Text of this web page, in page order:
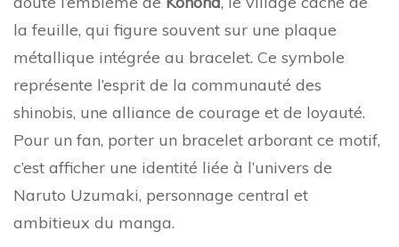
la feuille, qui figure souvent sur une plaque
métallique intégrée au bracelet. Ce symbole
représente l’esprit de la communauté des
shinobis, une alliance de courage et de loyauté.
Pour un fan, porter un bracelet arborant ce motif,
c’est afficher une identité liée à l’univers de
Naruto Uzumaki, personnage central et
ambitieux du manga.